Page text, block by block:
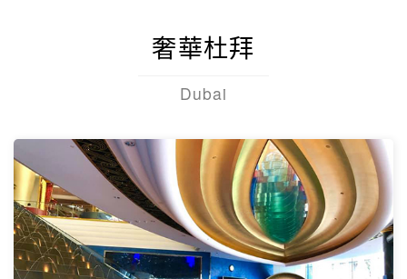
只進彩妝一站
賞油菜花.倫敦貝果咖啡.海女餐廳.
奢華杜拜
Dubai